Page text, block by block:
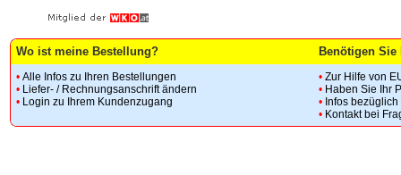
Wo ist meine Bestellung? Benötigen Sie
• Alle Infos zu Ihren Bestellungen
• Liefer- / Rechnungsanschrift ändern
• Login zu Ihrem Kundenzugang
• Zur Hilfe von
• Haben Sie Ihr
• Infos
• Kontakt bei